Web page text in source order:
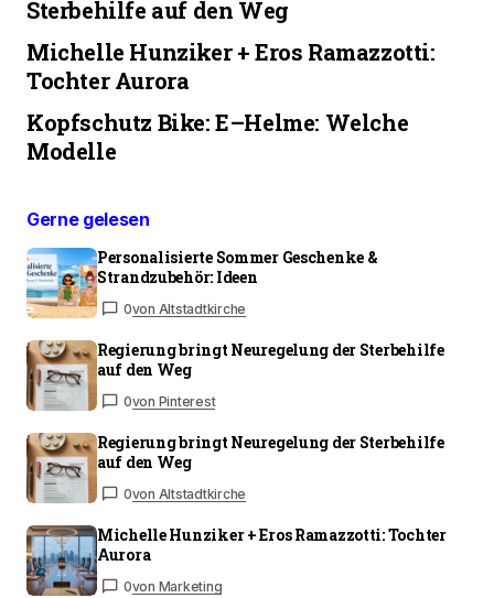
Sterbehilfe auf den Weg
Michelle Hunziker + Eros Ramazzotti:
Tochter Aurora
Kopfschutz Bike: E–Helme: Welche
Modelle
Gerne gelesen
Personalisierte Sommer Geschenke &
Strandzubehör: Ideen
0von Altstadtkirche
Regierung bringt Neuregelung der Sterbehilfe
auf den Weg
0von Pinterest
Regierung bringt Neuregelung der Sterbehilfe
auf den Weg
0von Altstadtkirche
Michelle Hunziker + Eros Ramazzotti: Tochter
Aurora
0von Marketing